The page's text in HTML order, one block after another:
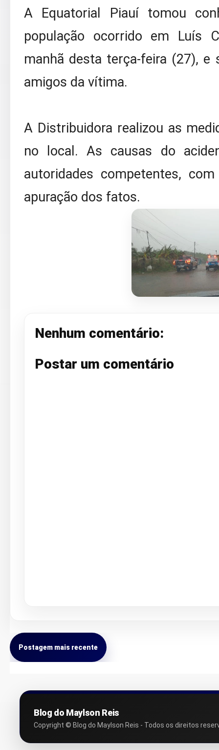
A Equatorial Piauí tomou
população ocorrido em Luís
manhã desta terça-feira (27),
amigos da vítima.
A Distribuidora realizou as
no local. As causas do
autoridades competentes,
apuração dos fatos.
Nenhum comentário:
Postar um comentário
Postagem mais recente
Blog do Maylson Reis
Copyright © Blog do Maylson Reis - Todos os direitos